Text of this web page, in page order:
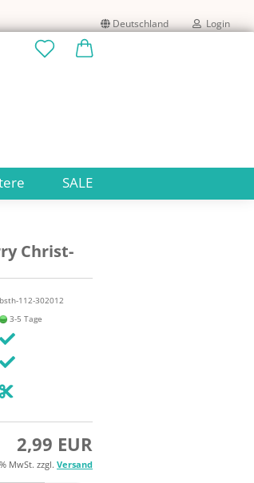
Deutschland Login
Konto erstellen
Passwort vergessen?
SALE
Christ­
bsth-112-302012
3-5 Tage
2,99 EUR
MwSt. zzgl. Versand